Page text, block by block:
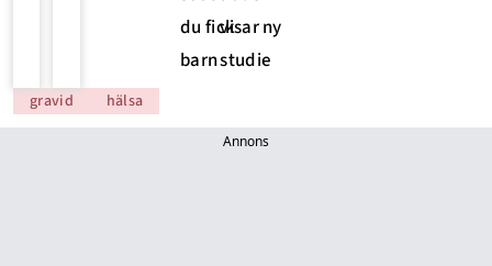
du fick
barn
visar ny
studie
gravid hälsa
Annons